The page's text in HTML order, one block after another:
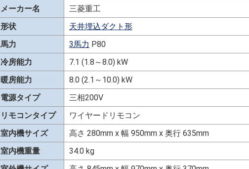
メーカー名
三菱重工
形状
天井埋込ダクト形
馬力
3馬力 P80
冷房能力
7.1 (1.8～8.0) kW
暖房能力
8.0 (2.1～10.0) kW
電源タイプ
三相200V
リモコンタイプ
ワイヤードリモコン
室内機サイズ
高さ 280mm x 幅 950mm x 奥行 635mm
室内機重量
34.0 kg